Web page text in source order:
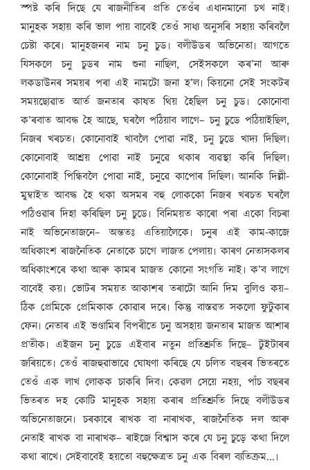
স্পষ্ট কৰি দিছে যে ৰাজনীতিৰ প্ৰতি তেওঁৰ এধানমানো চখ নাই৷
মানুহক সহায় কৰি ভাল পায় বাবেই তেওঁ সাধ্য অনুসৰি সহায় কৰিবলৈ
চেষ্টা কৰে৷ মানুহজনৰ নাম চনু চুড৷ বলীউডৰ অভিনেতা৷ আগতে
যিসকলে চনু চুডৰ নাম শুনা নাছিল, সেইসকলে কৰ’না আৰু
লকডাউনৰ সময়ৰ পৰা এই নামটো জনা হ’ল৷ কিয়নো সেই সংকটৰ
সময়ছোৱাত আৰ্ত জনতাৰ কাষত থিয় হৈছিল চনু চুড৷ কোনোবা
ক’ৰবাত আবদ্ধ হৈ আছে, ঘৰলৈ পঠিয়াব লাগে– চনু চুডে পঠিয়াইছিল,
নিজৰ খৰচত৷ কোনোবাই খাবলৈ পোৱা নাই, চনু চুডে খাদ্য দিছিল৷
কোনোবাই আশ্ৰয় পোৱা নাই চনুৱে থকাৰ ব্যৱস্থা কৰি দিছিল৷
কোনোবাই পিন্ধিবলৈ পোৱা নাই, চনুৱে কাপোৰ দিছিল৷ আনকি দিল্লী-
মুম্বাইত আবদ্ধ হৈ থকা অসমৰ বহু লোককো নিজৰ খৰচত ঘৰলৈ
পঠিওৱাৰ দিহা কৰিছিল চনু চুডে৷ বিনিময়ত কাৰো পৰা একো বিচৰা
নাই অভিনেতাজনে– অন্ততঃ এতিয়ালৈকে৷ চনুৰ এই কাম-কাজে
অধিকাংশ ৰাজনৈতিক নেতাকে চাগে লাজত পেলায়৷ কাৰণ নেতাসকলৰ
অধিকাংশৰে কথা আৰু কামৰ মাজত কোনো সংগতি নাই৷ ক’ব লাগে
বাবেই কয়৷ ভোটৰ সময়ত আকাশৰ তৰাটো আনি দিম বুলিও কয়–
ঠিক প্ৰেমিকে প্ৰেমিকাক কোৱাৰ দৰে৷ কিন্তু বাস্তৱত সকলো ফুটুকাৰ
ফেন৷ নেতাৰ এই ভণ্ডামিৰ বিপৰীতে চনু অসহায় জনতাৰ মাজত আশাৰ
প্ৰতীক৷ এইজন চনু চুডে এইবাৰ নতুন প্ৰতিশ্ৰুতি দিছে– টুইটাৰৰ
জৰিয়তে৷ তেওঁ ৰাজহুৱাভাৱে ঘোষণা কৰিছে যে চলিত বছৰৰ ভিতৰতে
তেওঁ এক লাখ লোকক চাকৰি দিব৷ কেৱল সেয়ে নহয়, পাঁচ বছৰৰ
ভিতৰত দহ কোটি মানুহক সহায় কৰাৰ প্ৰতিশ্ৰুতি দিছে বলীউডৰ
অভিনেতাজনে৷ চৰকাৰে ৰাখক বা নাৰাখক, ৰাজনৈতিক দল আৰু
নেতাই ৰাখক বা নাৰাখক– ৰাইজে বিশ্বাস কৰে যে চনু চুড়ে কথা দিলে
কথা ৰাখে৷ সেইবাবেই হয়তো বহুক্ষেত্ৰত চনু এক বিৰল ব্যতিক্ৰম...৷